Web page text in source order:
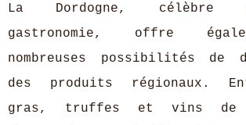
La Dordogne, célèbre
gastronomie, offre
nombreuses possibilités de
des produits régionaux.
gras, truffes et vins de